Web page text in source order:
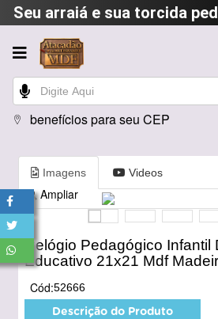
Seu arraiá e sua torcida
benefícios para seu CEP
Imagens Videos
Ampliar
Relógio Pedagógico Infantil
Educativo 21x21 Mdf
Cód:52666
Descrição do Produto